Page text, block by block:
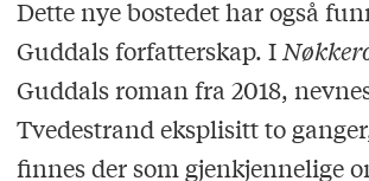
Dette nye bostedet har også
Guddals forfatterskap. I
Guddals roman fra 2018,
Tvedestrand eksplisitt to
finnes der som gjenkjennelige